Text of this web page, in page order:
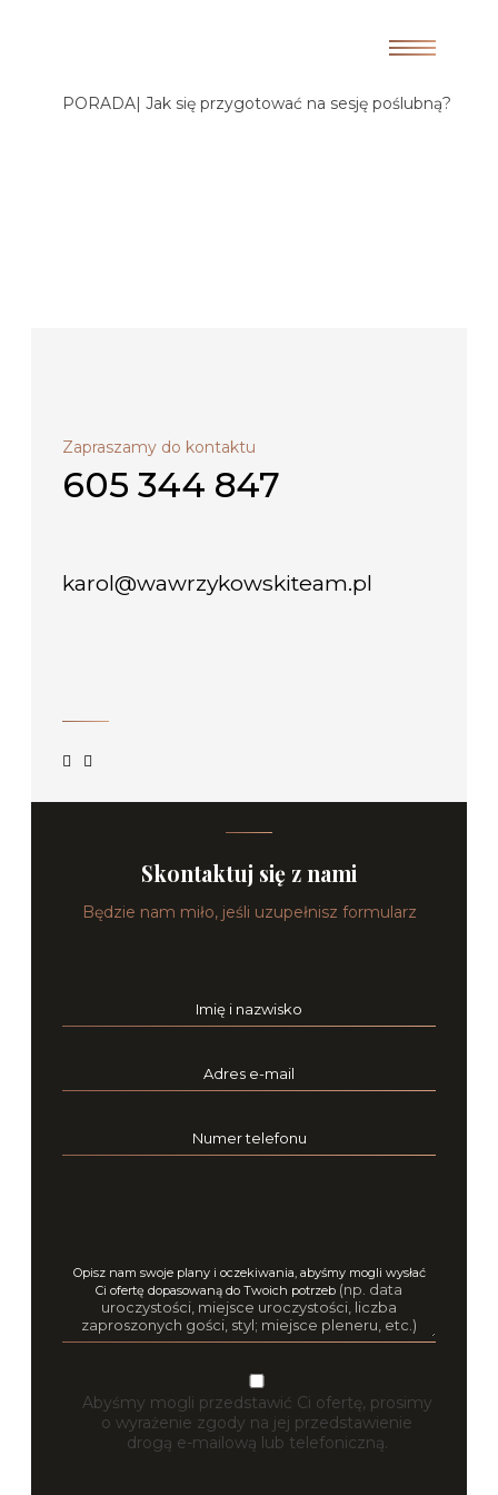
PORADA| Jak się przygotować na sesję poślubną?
Zapraszamy do kontaktu
605 344 847
karol@wawrzykowskiteam.pl
Skontaktuj się z nami
Będzie nam miło, jeśli uzupełnisz formularz
Imię i nazwisko
Adres e-mail
Numer telefonu
Opisz nam swoje plany i oczekiwania, abyśmy mogli wysłać
Ci ofertę dopasowaną do Twoich potrzeb (np. data
uroczystości, miejsce uroczystości, liczba
zaproszonych gości, styl; miejsce pleneru, etc.)
Abyśmy mogli przedstawić Ci ofertę, prosimy
o wyrażenie zgody na jej przedstawienie
drogą e-mailową lub telefoniczną.